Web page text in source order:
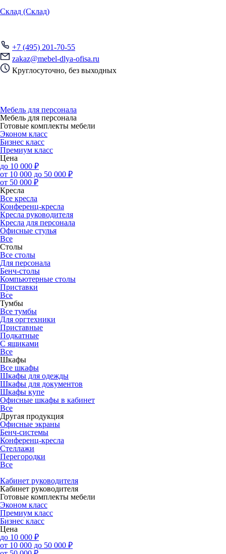
Склад (Склад)
+7 (495) 201-70-55
zakaz@mebel-dlya-ofisa.ru
Круглосуточно, без выходных
Мебель для персонала
Мебель для персонала
Готовые комплекты мебели
Эконом класс
Бизнес класс
Премиум класс
Цена
до 10 000 ₽
от 10 000 до 50 000 ₽
от 50 000 ₽
Кресла
Все кресла
Конференц-кресла
Кресла руководителя
Кресла для персонала
Офисные стулья
Все
Столы
Все столы
Для персонала
Бенч-столы
Компьютерные столы
Приставки
Все
Тумбы
Все тумбы
Для оргтехники
Приставные
Подкатные
С ящиками
Все
Шкафы
Все шкафы
Шкафы для одежды
Шкафы для документов
Шкафы купе
Офисные шкафы в кабинет
Все
Другая продукция
Офисные экраны
Бенч-системы
Конференц-кресла
Стеллажи
Перегородки
Все
Кабинет руководителя
Кабинет руководителя
Готовые комплекты мебели
Эконом класс
Премиум класс
Бизнес класс
Цена
до 10 000 ₽
от 10 000 до 50 000 ₽